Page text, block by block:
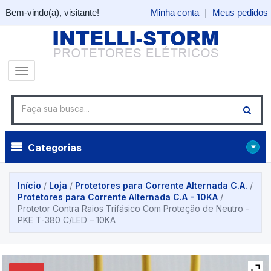
Bem-vindo(a), visitante! Minha conta | Meus pedidos
Categorias
Início / Loja / Protetores para Corrente Alternada C.A. /
Protetores para Corrente Alternada C.A - 10KA /
Protetor Contra Raios Trifásico Com Proteção de Neutro -
PKE T-380 C/LED – 10KA